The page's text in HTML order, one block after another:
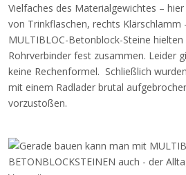
Vielfaches des Materialgewichtes –
von Trinkflaschen, rechts Klärschlamm
MULTIBLOC-Betonblock-Steine
Rohrverbinder fest zusammen. Leider
keine Rechenformel. Schließlich
mit einem Radlader brutal
vorzustoßen.